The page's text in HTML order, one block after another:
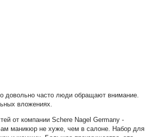
довольно часто люди обращают внимание.
вложениях.
от компании Schere Nagel Germany -
маникюр не хуже, чем в салоне. Набор для